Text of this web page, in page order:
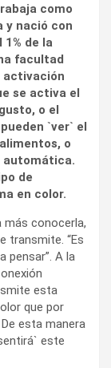
como
y nació con
de la
facultad
activación
se activa el
o el
`ver` el
o
automática.
de
en color.
más conocerla,
transmite. “Es
pensar”. A la
esta
que por
esta manera
este